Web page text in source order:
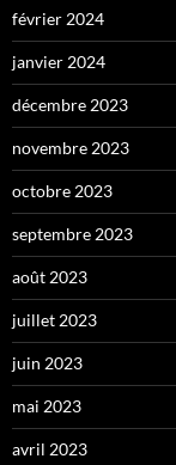
février 2024
janvier 2024
décembre 2023
novembre 2023
octobre 2023
septembre 2023
août 2023
juillet 2023
juin 2023
mai 2023
avril 2023